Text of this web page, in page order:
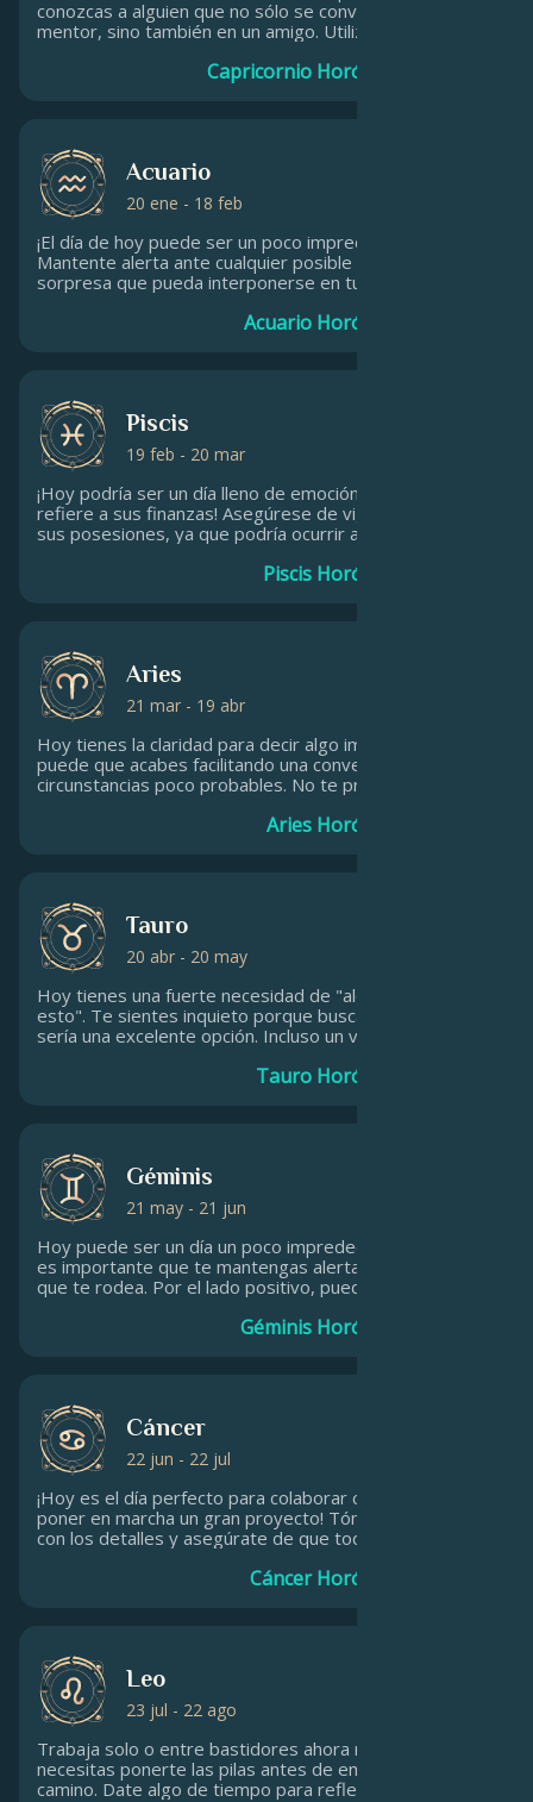
conozcas a alguien que no sólo se convierta en un
mentor, sino también en un amigo. Utiliza tu inteligencia
Capricornio Horóscopo diario
Acuario
20 ene - 18 feb
¡El día de hoy puede ser un poco impredecible!
Mantente alerta ante cualquier posible contratiempo o
sorpresa que pueda interponerse en tu rutina de
Asegúrate de que tu horario es flexible para que
Acuario Horóscopo diario
Piscis
19 feb - 20 mar
¡Hoy podría ser un día lleno de emoción en lo que se
refiere a sus finanzas! Asegúrese de vigilar su dinero y
sus posesiones, ya que podría ocurrir algo fuera de lo
dinero extra o que caigas en la tentación de comprar
Piscis Horóscopo diario
Aries
21 mar - 19 abr
Hoy tienes la claridad para decir algo importante y
puede que acabes facilitando una conversación en
circunstancias poco probables. No te preocupes por
las prisas de los demás interfieran en cómo quieres
Aries Horóscopo diario
Tauro
20 abr - 20 may
Hoy tienes una fuerte necesidad de "alejarte de todo
esto". Te sientes inquieto porque buscas algo. Viajar
sería una excelente opción. Incluso un viaje mental a
Es un buen día para conocer nuevos amigos de países
Tauro Horóscopo diario
Géminis
21 may - 21 jun
Hoy puede ser un día un poco impredecible, por lo que
es importante que te mantengas alerta y atento a lo
que te rodea. Por el lado positivo, puede que se te
mente abierta y esté dispuesto a probar diferentes
Géminis Horóscopo diario
Cáncer
22 jun - 22 jul
¡Hoy es el día perfecto para colaborar con tu equipo y
poner en marcha un gran proyecto! Tómate tu tiempo
con los detalles y asegúrate de que todos los
estarás orgulloso de compartir la noticia con el mundo.
Cáncer Horóscopo diario
Leo
23 jul - 22 ago
Trabaja solo o entre bastidores ahora mismo porque
necesitas ponerte las pilas antes de emprender el
camino. Date algo de tiempo para reflexionar y